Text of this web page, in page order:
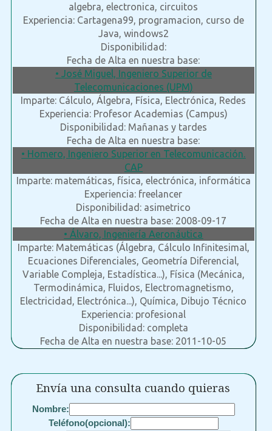
algebra, electronica, circuitos
Experiencia: Cartagena99, programacion, curso de
Java, windows2
Disponibilidad:
Fecha de Alta en nuestra base:
• José Miguel, Ingeniero Superior de
Telecomunicaciones (UPM)
Imparte: Cálculo, Álgebra, Física, Electrónica, Redes
Experiencia: Profesor Academias (Campus)
Disponibilidad: Mañanas y tardes
Fecha de Alta en nuestra base:
• Homero, Ingeniero Superior en Telecomunicación.
CAP
Imparte: matemáticas, física, electrónica, informática
Experiencia: freelancer
Disponibilidad: asimetrico
Fecha de Alta en nuestra base: 2008-09-17
• Álvaro, Ingeniería Aeronáutica
Imparte: Matemáticas (Álgebra, Cálculo Infinitesimal,
Ecuaciones Diferenciales, Geometría Diferencial,
Variable Compleja, Estadística...), Física (Mecánica,
Termodinámica, Fluidos, Electromagnetismo,
Electricidad, Electrónica...), Química, Dibujo Técnico
Experiencia: profesional
Disponibilidad: completa
Fecha de Alta en nuestra base: 2011-10-05
Envía una consulta cuando quieras
Nombre:
Teléfono(opcional):